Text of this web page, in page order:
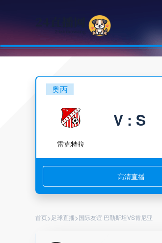
奥丙
雷克特拉
V : S
高清直播
首页> 足球直播>国际友谊 巴勒斯坦VS肯尼亚